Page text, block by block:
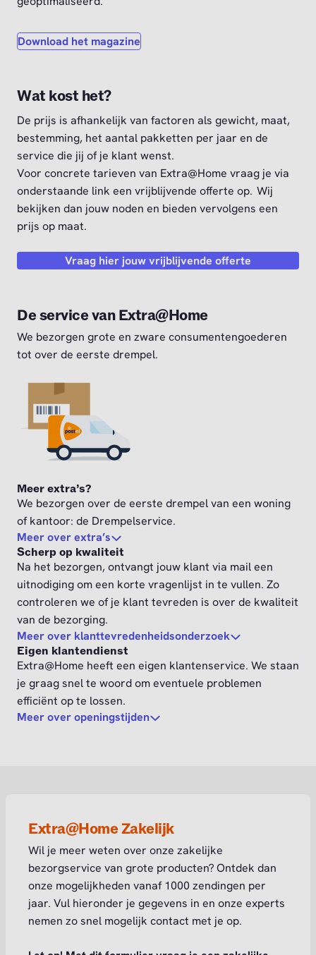
Download het magazine
Wat kost het?
De prijs is afhankelijk van factoren als gewicht, maat,
bestemming, het aantal pakketten per jaar en de
service die jij of je klant wenst.
Voor concrete tarieven van Extra@Home vraag je via
onderstaande link een vrijblijvende offerte op. Wij
bekijken dan jouw noden en bieden vervolgens een
prijs op maat.
Vraag hier jouw vrijblijvende offerte
De service van Extra@Home
We bezorgen grote en zware consumentengoederen
tot over de eerste drempel.
Meer extra’s?
We bezorgen over de eerste drempel van een woning
of kantoor: de Drempelservice.
Meer over extra’s
Scherp op kwaliteit
Na het bezorgen, ontvangt jouw klant via mail een
uitnodiging om een korte vragenlijst in te vullen. Zo
controleren we of je klant tevreden is over de kwaliteit
van de bezorging.
Meer over klanttevredenheidsonderzoek
Eigen klantendienst
Extra@Home heeft een eigen klantenservice. We staan
je graag snel te woord om eventuele problemen
efficiënt op te lossen.
Meer over openingstijden
Extra@Home Zakelijk
Wil je meer weten over onze zakelijke
bezorgservice van grote producten? Ontdek dan
onze mogelijkheden vanaf 1000 zendingen per
jaar. Vul hieronder je gegevens in en onze experts
nemen zo snel mogelijk contact met je op.